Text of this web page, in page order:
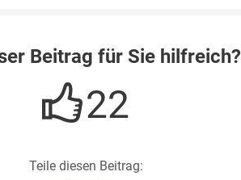
Beitrag für Sie hilfreich?
22
Teile diesen Beitrag: